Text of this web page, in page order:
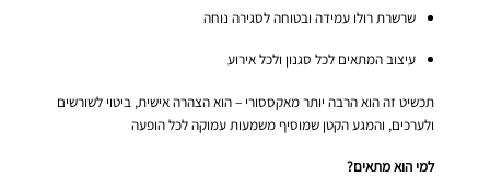
שרשרת רולו עמידה ובטוחה לסגירה נוחה
עיצוב המתאים לכל סגנון ולכל אירוע
תכשיט זה הוא הרבה יותר מאקססורי – הוא הצהרה אישית, ביטוי לשורשים
ולערכים, והמגע הקטן שמוסיף משמעות עמוקה לכל הופעה
למי הוא מתאים?